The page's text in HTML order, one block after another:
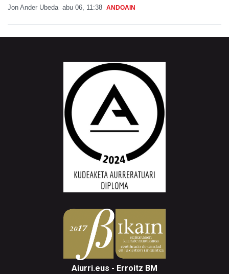
Jon Ander Ubeda abu 06, 11:38 ANDOAIN
Aiurri.eus - Erroitz BM